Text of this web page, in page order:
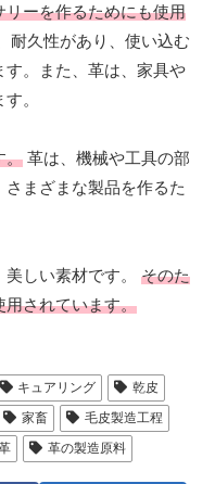
ーを作るためにも使用
耐久性があり、使い込む
。また、革は、家具や
。
。 革は、機械や工具の部
まざまな製品を作るた
しい素材です。 そのた
用されています。
キュアリング
乾皮
家畜
毛皮製造工程
革の製造原料